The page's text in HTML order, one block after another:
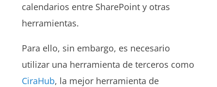
calendarios entre SharePoint y otras
herramientas.
Para ello, sin embargo, es necesario
utilizar una herramienta de terceros como
CiraHub, la mejor herramienta de